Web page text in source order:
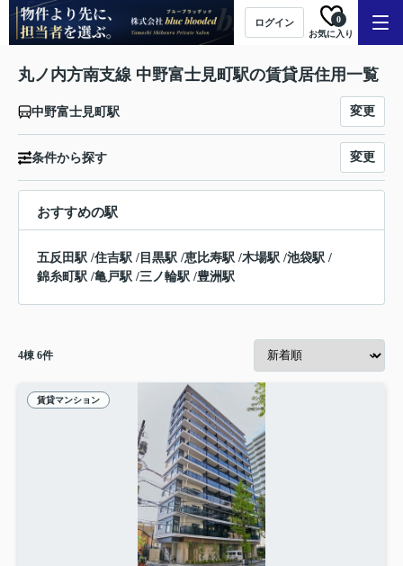
ログイン
お気に入り
0
丸ノ内方南支線 中野富士見町駅の賃貸居住用一覧
中野富士見町駅 変更
条件から探す 変更
おすすめの駅
五反田駅 /住吉駅 / 目黒駅 /恵比寿駅 /木場駅 /池袋駅 /
錦糸町駅 /亀戸駅 /三ノ輪駅 /豊洲駅
4棟 6件
賃貸マンション